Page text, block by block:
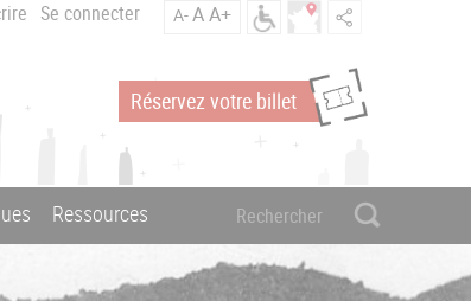
Se connecter A-AA+
Réservez votre billet
Ressources